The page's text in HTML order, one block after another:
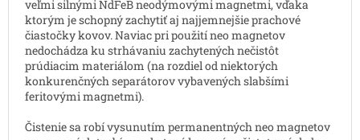
veľmi silnými NdFeB neodýmovými magnetmi, vďaka
ktorým je schopný zachytiť aj najjemnejšie prachové
čiastočky kovov. Naviac pri použití neo magnetov
nedochádza ku strhávaniu zachytených nečistôt
prúdiacim materiálom (na rozdiel od niektorých
konkurenčných separátorov vybavených slabšími
feritovými magnetmi).
Čistenie sa robí vysunutím permanentných neo magnetov